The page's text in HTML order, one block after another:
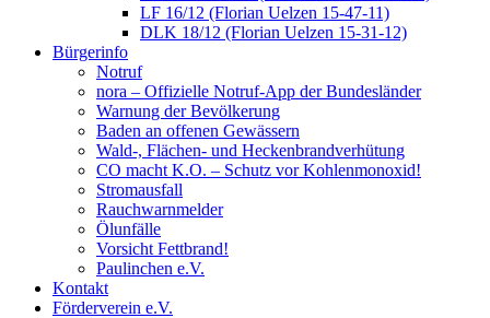
LF 16/12 (Florian Uelzen 15-47-11)
DLK 18/12 (Florian Uelzen 15-31-12)
Bürgerinfo
Notruf
nora – Offizielle Notruf-App der Bundesländer
Warnung der Bevölkerung
Baden an offenen Gewässern
Wald-, Flächen- und Heckenbrandverhütung
CO macht K.O. – Schutz vor Kohlenmonoxid!
Stromausfall
Rauchwarnmelder
Ölunfälle
Vorsicht Fettbrand!
Paulinchen e.V.
Kontakt
Förderverein e.V.